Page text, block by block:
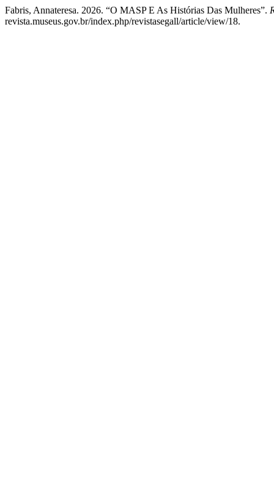
Fabris, Annateresa. 2026. “O MASP E As Histórias Das Mulheres”.
revista.museus.gov.br/index.php/revistasegall/article/view/18.